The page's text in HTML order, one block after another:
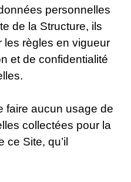
personnelles
de la Structure, ils
les règles en vigueur
et de confidentialité
faire aucun usage de
collectées pour la
Site, qu’il